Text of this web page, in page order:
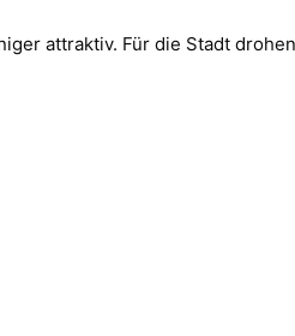
attraktiv. Für die Stadt